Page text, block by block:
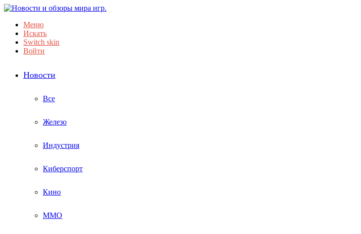
Меню
Искать
Switch skin
Войти
Новости
Все
Железо
Индустрия
Киберспорт
Кино
ММО